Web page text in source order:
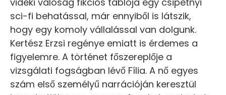
sci-fi behatással, már ennyiből is látszik,
hogy egy komoly vállalással van dolgunk.
Kertész Erzsi regénye emiatt is érdemes a
figyelemre. A történet főszereplője a
vizsgálati fogságban lévő Fília. A nő egyes
szám első személyű narrációján keresztül